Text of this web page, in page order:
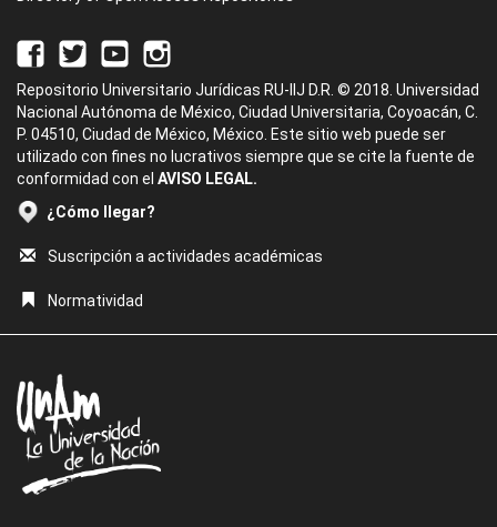
Repositorio Universitario Jurídicas RU-IIJ D.R. © 2018. Universidad
Nacional Autónoma de México, Ciudad Universitaria, Coyoacán, C.
P. 04510, Ciudad de México, México. Este sitio web puede ser
utilizado con fines no lucrativos siempre que se cite la fuente de
conformidad con el AVISO LEGAL.
¿Cómo llegar?
Suscripción a actividades académicas
Normatividad